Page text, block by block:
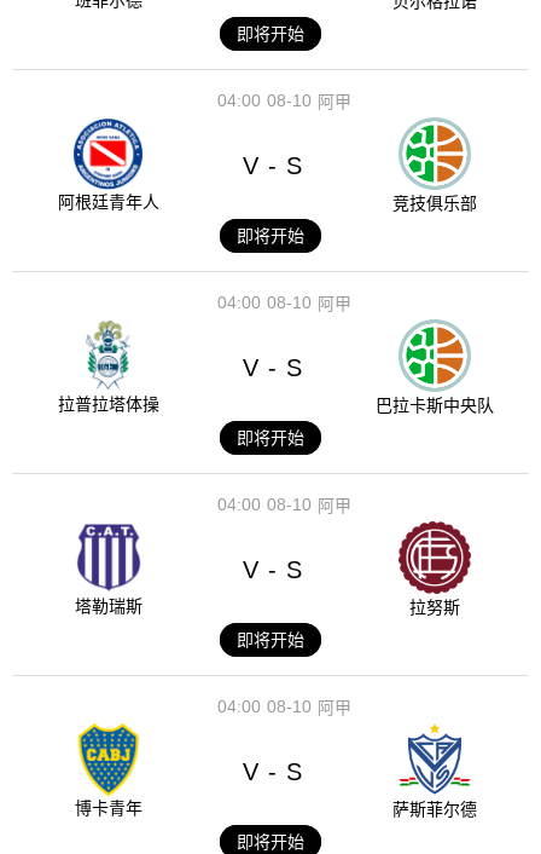
即将开始
08-10
04:00 阿甲
阿根廷青年人
V - S
竞技俱乐部
即将开始
08-10
04:00 阿甲
拉普拉塔体操
V - S
巴拉卡斯中央队
即将开始
08-10
04:00 阿甲
塔勒瑞斯
V - S
拉努斯
即将开始
08-10
04:00 阿甲
博卡青年
V - S
萨斯菲尔德
即将开始